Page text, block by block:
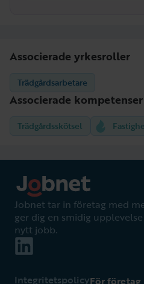
Associerade yrkesroller
Trädgårdsarbetare
Associerade kompetenser
Trädgårdsskötsel
Jobnet tar in företag med
ger dig en smidig
nytt jobb.
IntegritetspolicyFör företag